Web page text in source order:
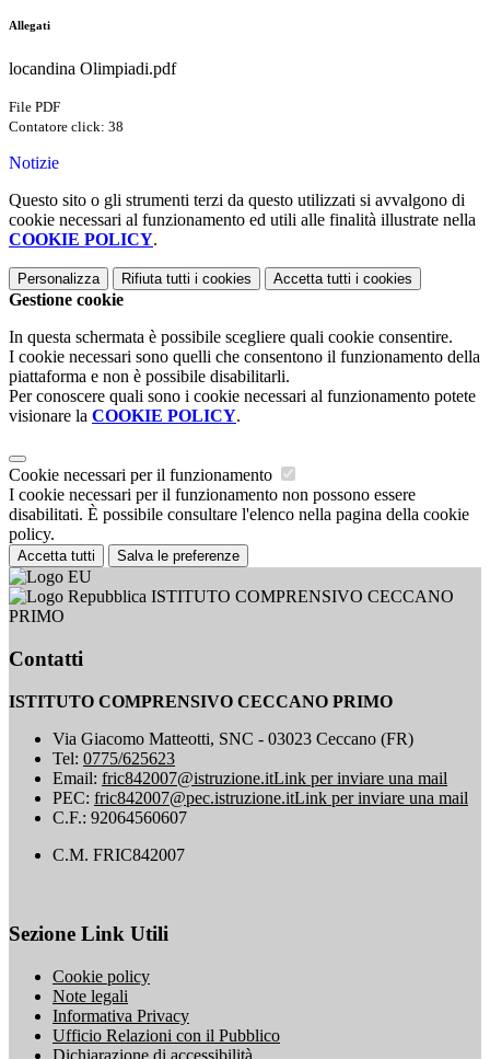
Allegati
locandina Olimpiadi.pdf
File PDF
Contatore click: 38
Notizie
Questo sito o gli strumenti terzi da questo utilizzati si avvalgono di
cookie necessari al funzionamento ed utili alle finalità illustrate nella
COOKIE POLICY.
Personalizza Rifiuta tutti i cookies Accetta tutti i cookies
Gestione cookie
In questa schermata è possibile scegliere quali cookie consentire.
I cookie necessari sono quelli che consentono il funzionamento della
piattaforma e non è possibile disabilitarli.
Per conoscere quali sono i cookie necessari al funzionamento potete
visionare la COOKIE POLICY.
Cookie necessari per il funzionamento
I cookie necessari per il funzionamento non possono essere
disabilitati. È possibile consultare l'elenco nella pagina della cookie
policy.
Accetta tutti Salva le preferenze
ISTITUTO COMPRENSIVO CECCANO
PRIMO
Contatti
ISTITUTO COMPRENSIVO CECCANO PRIMO
Via Giacomo Matteotti, SNC - 03023 Ceccano (FR)
Tel: 0775/625623
Email: fric842007@istruzione.itLink per inviare una mail
PEC: fric842007@pec.istruzione.itLink per inviare una mail
C.F.: 92064560607
C.M. FRIC842007
Sezione Link Utili
Cookie policy
Note legali
Informativa Privacy
Ufficio Relazioni con il Pubblico
Dichiarazione di accessibilità